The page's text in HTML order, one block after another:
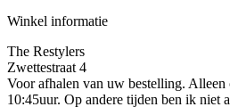
Winkel informatie
The Restylers
Zwettestraat 4
Voor afhalen van uw bestelling. Alleen
10:45uur. Op andere tijden ben ik niet